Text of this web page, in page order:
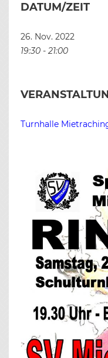
DATUM/ZEIT
26. Nov. 2022
19:30 - 21:00
Turnhalle